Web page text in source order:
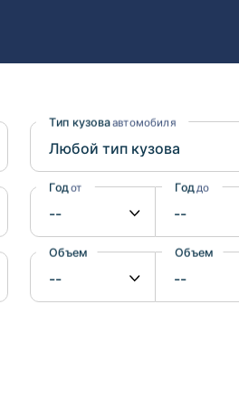
Mercedes-Benz
Тип кузоваавтомобиля
Год от Год до
Объем от Объем до